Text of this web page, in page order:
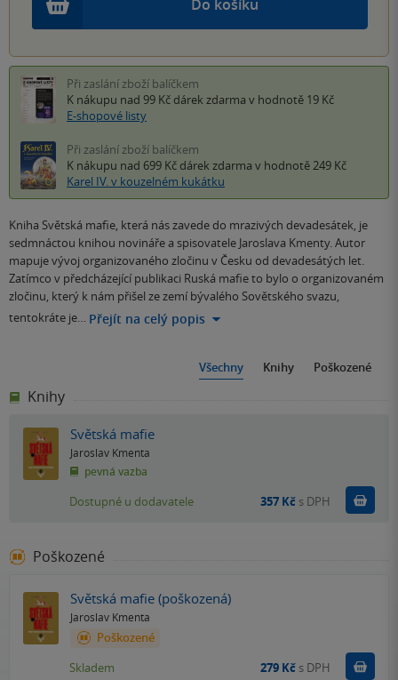
Do košíku
Při zaslání zboží balíčkem
K nákupu nad 99 Kč dárek zdarma v hodnotě 19 Kč
E-shopové listy
Při zaslání zboží balíčkem
K nákupu nad 699 Kč dárek zdarma v hodnotě 249 Kč
Karel IV. v kouzelném kukátku
Kniha Světská mafie, která nás zavede do mrazivých devadesátek, je
sedmnáctou knihou novináře a spisovatele Jaroslava Kmenty. Autor
mapuje vývoj organizovaného zločinu v Česku od devadesátých let.
Zatímco v předcházející publikaci Ruská mafie to bylo o organizovaném
zločinu, který k nám přišel ze zemí bývalého Sovětského svazu,
tentokráte je… Přejít na celý popis
Všechny Knihy Poškozené
Knihy
Světská mafie
Jaroslav Kmenta
pevná vazba
Dostupné u dodavatele 357 Kč s DPH
Poškozené
Světská mafie (poškozená)
Jaroslav Kmenta
Poškozené
Skladem 279 Kč s DPH